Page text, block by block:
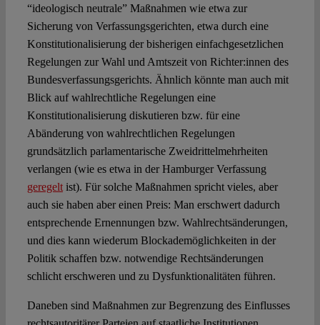
“ideologisch neutrale” Maßnahmen wie etwa zur
Sicherung von Verfassungsgerichten, etwa durch eine
Konstitutionalisierung der bisherigen einfachgesetzlichen
Regelungen zur Wahl und Amtszeit von Richter:innen des
Bundesverfassungsgerichts. Ähnlich könnte man auch mit
Blick auf wahlrechtliche Regelungen eine
Konstitutionalisierung diskutieren bzw. für eine
Abänderung von wahlrechtlichen Regelungen
grundsätzlich parlamentarische Zweidrittelmehrheiten
verlangen (wie es etwa in der Hamburger Verfassung
geregeltist). Für solche Maßnahmen spricht vieles, aber
auch sie haben aber einen Preis: Man erschwert dadurch
entsprechende Ernennungen bzw. Wahlrechtsänderungen,
und dies kann wiederum Blockademöglichkeiten in der
Politik schaffen bzw. notwendige Rechtsänderungen
schlicht erschweren und zu Dysfunktionalitäten führen.
Daneben sind Maßnahmen zur Begrenzung des Einflusses